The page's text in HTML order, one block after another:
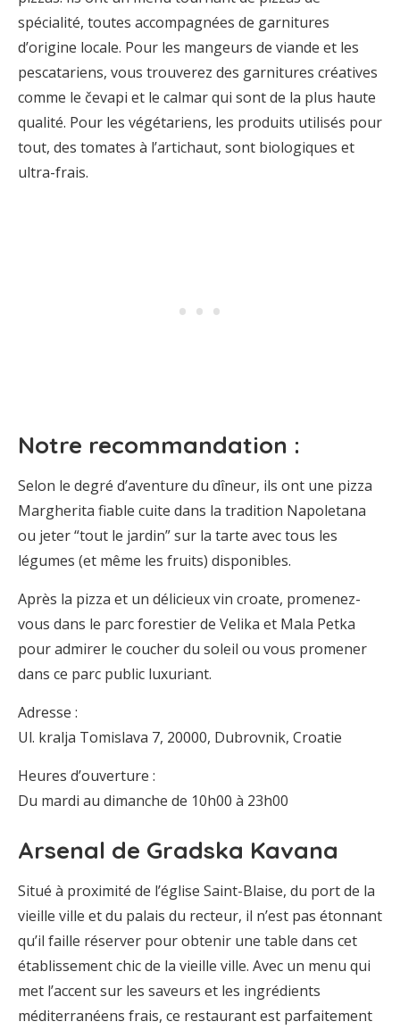
spécialité, toutes accompagnées de garnitures
d’origine locale. Pour les mangeurs de viande et les
pescatariens, vous trouverez des garnitures créatives
comme le čevapi et le calmar qui sont de la plus haute
qualité. Pour les végétariens, les produits utilisés pour
tout, des tomates à l’artichaut, sont biologiques et
ultra-frais.
Notre recommandation :
Selon le degré d’aventure du dîneur, ils ont une pizza
Margherita fiable cuite dans la tradition Napoletana
ou jeter “tout le jardin” sur la tarte avec tous les
légumes (et même les fruits) disponibles.
Après la pizza et un délicieux vin croate, promenez-
vous dans le parc forestier de Velika et Mala Petka
pour admirer le coucher du soleil ou vous promener
dans ce parc public luxuriant.
Adresse :
Ul. kralja Tomislava 7, 20000, Dubrovnik, Croatie
Heures d’ouverture :
Du mardi au dimanche de 10h00 à 23h00
Arsenal de Gradska Kavana
Situé à proximité de l’église Saint-Blaise, du port de la
vieille ville et du palais du recteur, il n’est pas étonnant
qu’il faille réserver pour obtenir une table dans cet
établissement chic de la vieille ville. Avec un menu qui
met l’accent sur les saveurs et les ingrédients
méditerranéens frais, ce restaurant est parfaitement